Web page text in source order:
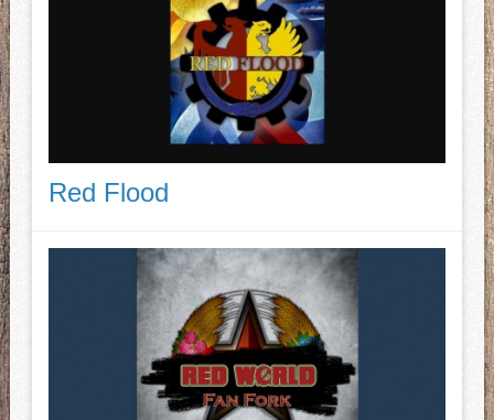
Red Flood